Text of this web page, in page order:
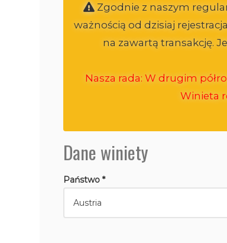
Zgodnie z naszym
ważnością od dzisiaj
na zawartą transakcję.
Nasza rada: W drugim
Winieta
Dane winiety
Państwo *